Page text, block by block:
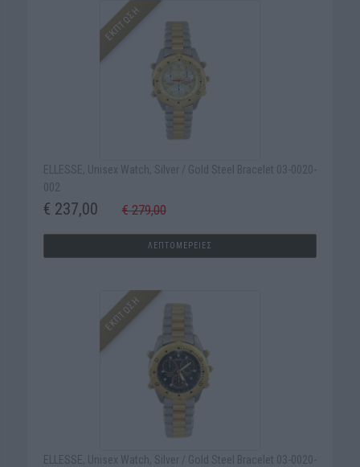
ΕΚΠΤΩΣΗ
ELLESSE, Unisex Watch, Silver / Gold Steel Bracelet 03-0020-
002
€ 237,00 € 279,00
ΛΕΠΤΟΜΕΡΕΙΕΣ
ΕΚΠΤΩΣΗ
ELLESSE, Unisex Watch, Silver / Gold Steel Bracelet 03-0020-